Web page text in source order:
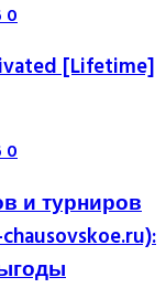
0
[Lifetime]
0
и турниров